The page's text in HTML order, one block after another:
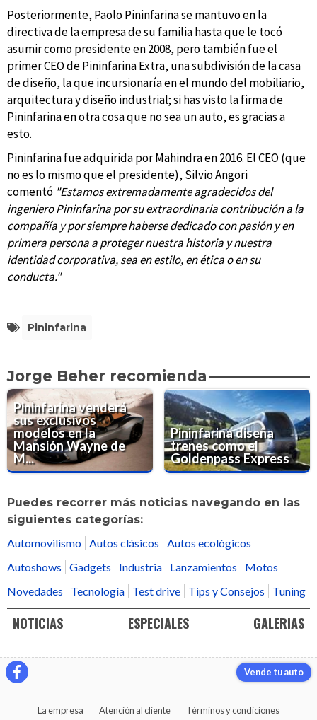
Posteriormente, Paolo Pininfarina se mantuvo en la
directiva de la empresa de su familia hasta que le tocó
asumir como presidente en 2008, pero también fue el
primer CEO de Pininfarina Extra, una subdivisión de la casa
de diseño, la que incursionaría en el mundo del mobiliario,
arquitectura y diseño industrial; si has visto la firma de
Pininfarina en otra cosa que no sea un auto, es gracias a
esto.
Pininfarina fue adquirida por Mahindra en 2016. El CEO (que
no es lo mismo que el presidente), Silvio Angori
comentó "Estamos extremadamente agradecidos del
ingeniero Pininfarina por su extraordinaria contribución a la
compañía y por siempre haberse dedicado con pasión y en
primera persona a proteger nuestra historia y nuestra
identidad corporativa, sea en estilo, en ética o en su
conducta."
Pininfarina
Jorge Beher recomienda
Pininfarina venderá
sus exclusivos
modelos en la
Mansión Wayne de
M...
Pininfarina diseña
trenes como el
Goldenpass Express
Puedes recorrer más noticias navegando en las
siguientes categorías:
Automovilismo Autos clásicos
Autos ecológicos
Autoshows
Gadgets Industria Lanzamientos
Motos
Novedades
Tecnología Test drive Tips y Consejos Tuning
NOTICIAS ESPECIALES GALERIAS
Vende tu auto
La empresa Atención al cliente Términos y condiciones